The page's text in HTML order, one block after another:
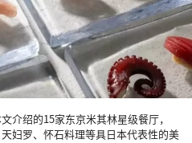
介绍的15家东京米其林星级餐厅，
妇罗、怀石料理等具日本代表性的美